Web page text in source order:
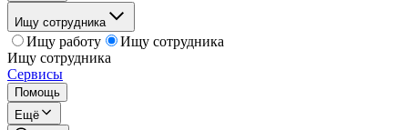
Ищу сотрудника
Ищу работу
Ищу сотрудника
Ищу сотрудника
Сервисы
Помощь
Ещё